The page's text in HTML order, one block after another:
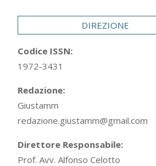
DIREZIONE
Codice ISSN:
1972-3431
Redazione:
Giustamm
redazione.giustamm@gmail.com
Direttore Responsabile:
Prof. Avv. Alfonso Celotto